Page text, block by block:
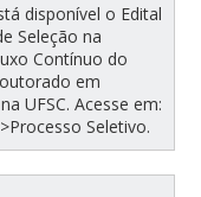
disponível o Edital
Seleção na
Contínuo do
em
UFSC. Acesse em:
Seletivo.